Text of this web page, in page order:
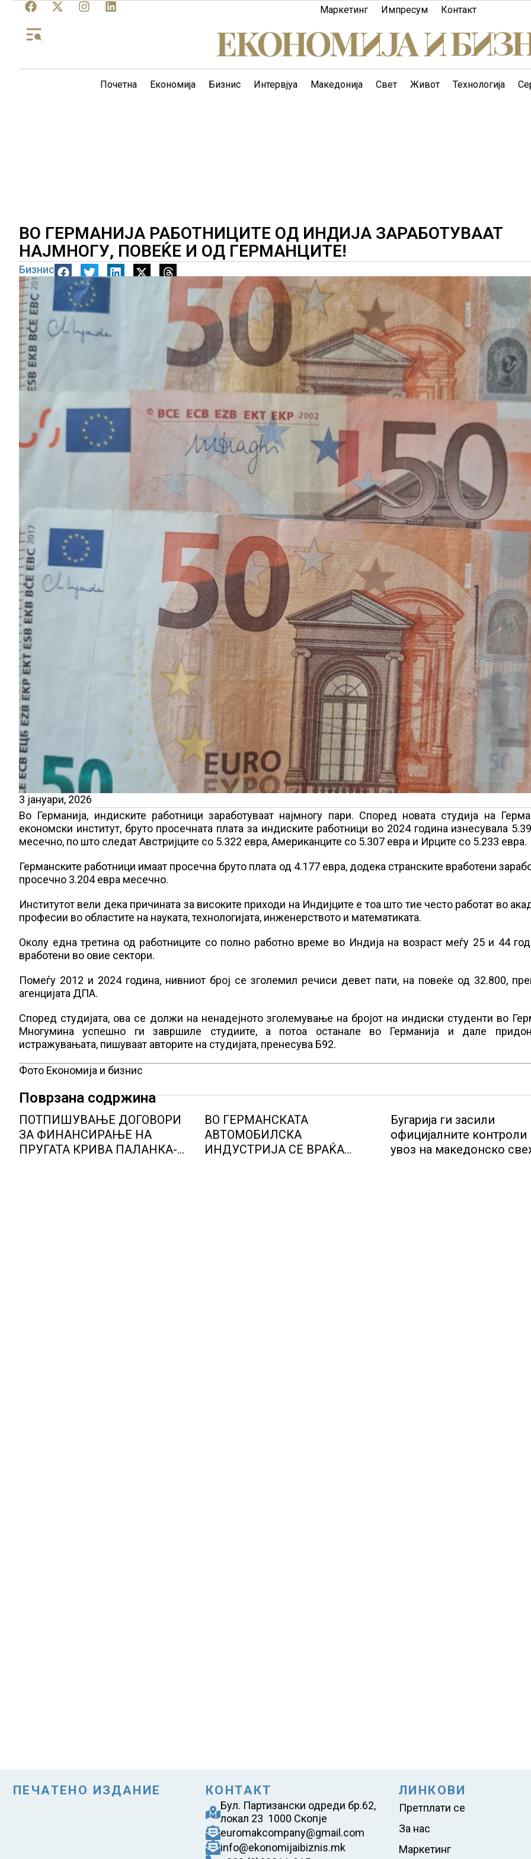
Маркетинг Импресум Контакт
Почетна Економија Бизнис Интервјуа Македонија Свет Живот Технологија
ВО ГЕРМАНИЈА РАБОТНИЦИТЕ ОД ИНДИЈА ЗАРАБОТУВААТ
НАЈМНОГУ, ПОВЕЌЕ И ОД ГЕРМАНЦИТЕ!
Бизнис
3 јануари, 2026
Во Германија, индиските работници заработуваат најмногу пари. Според новата студија на
економски институт, бруто просечната плата за индиските работници во 2024 година изнесувала
месечно, по што следат Австријците со 5.322 евра, Американците со 5.307 евра и Ирците со 5.233 евра.
Германските работници имаат просечна бруто плата од 4.177 евра, додека странските вработени
просечно 3.204 евра месечно.
Институтот вели дека причината за високите приходи на Индијците е тоа што тие често работат во
професии во областите на науката, технологијата, инженерството и математиката.
Околу една третина од работниците со полно работно време во Индија на возраст меѓу 25 и 44
вработени во овие сектори.
Помеѓу 2012 и 2024 година, нивниот број се зголемил речиси девет пати, на повеќе од 32.800,
агенцијата ДПА.
Според студијата, ова се должи на ненадејното зголемување на бројот на индиски студенти во
Многумина успешно ги завршиле студиите, а потоа останале во Германија и дале
истражувањата, пишуваат авторите на студијата, пренесува Б92.
Фото Економија и бизнис
Поврзана содржина
ПОТПИШУВАЊЕ ДОГОВОРИ
ЗА ФИНАНСИРАЊЕ НА
ПРУГАТА КРИВА ПАЛАНКА-
ВО ГЕРМАНСКАТА
АВТОМОБИЛСКА
ИНДУСТРИЈА СЕ ВРАЌА
Бугарија ги засили
официјалните контроли
увоз на македонско
ПЕЧАТЕНО ИЗДАНИЕ КОНТАКТ
Бул. Партизански одреди бр.62,
локал 23 1000 Скопје
euromakcompany@gmail.com
info@ekonomijaibiznis.mk
ЛИНКОВИ
Претплати се
За нас
Маркетинг